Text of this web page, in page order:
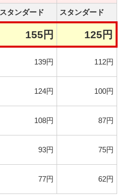
スタンダード スタンダード
155円 125円
139円 112円
124円 100円
108円 87円
93円 75円
77円 62円